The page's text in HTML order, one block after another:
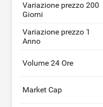
Variazione prezzo 200
Giorni
Variazione prezzo 1
Anno
Volume 24 Ore
Market Cap